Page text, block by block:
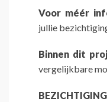
Voor méér
jullie
Binnen dit
vergelijkbare
BEZICHTIGING